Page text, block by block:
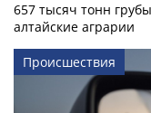
657 тысяч тонн
алтайские аграрии
Происшествия